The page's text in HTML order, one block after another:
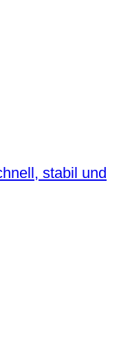
stabil und